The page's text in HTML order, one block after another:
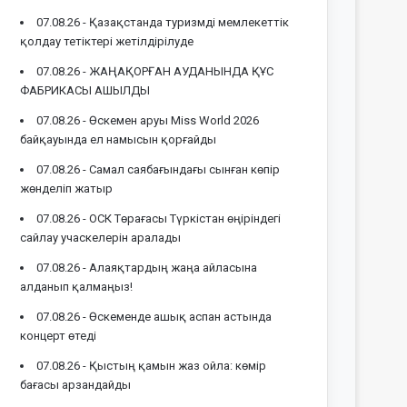
07.08.26 - Қазақстанда туризмді мемлекеттік
қолдау тетіктері жетілдірілуде
07.08.26 - ЖАҢАҚОРҒАН АУДАНЫНДА ҚҰС
ФАБРИКАСЫ АШЫЛДЫ
07.08.26 -Өскемен аруы Miss World 2026
байқауында ел намысын қорғайды
07.08.26 -Самал саябағындағы сынған көпір
жөнделіп жатыр
07.08.26 -ОСК Төрағасы Түркістан өңіріндегі
сайлау учаскелерін аралады
07.08.26 - Алаяқтардың жаңа айласына
алданып қалмаңыз!
07.08.26 -Өскеменде ашық аспан астында
концерт өтеді
07.08.26 - Қыстың қамын жаз ойла: көмір
бағасы арзандайды